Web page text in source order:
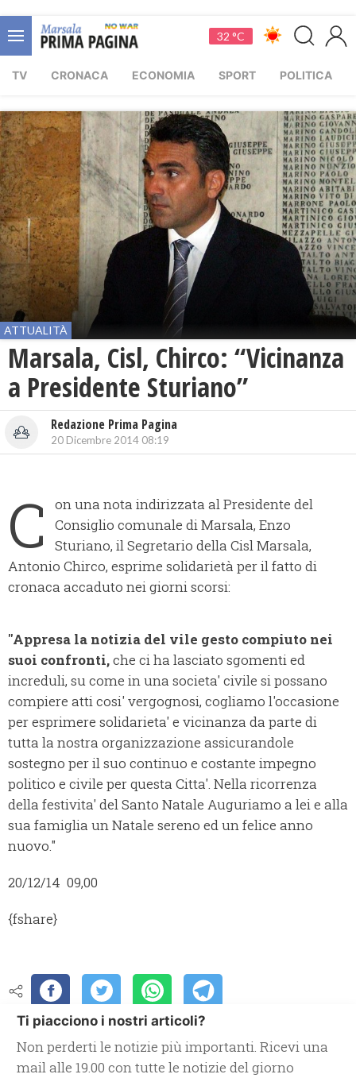
32 °C
TV CRONACA ECONOMIA SPORT POLITICA
ATTUALITÀ
Marsala, Cisl, Chirco: “Vicinanza
a Presidente Sturiano”
Redazione Prima Pagina
20 Dicembre 2014 08:19
C
on una nota indirizzata al Presidente del
Consiglio comunale di Marsala, Enzo
Sturiano, il Segretario della Cisl Marsala,
Antonio Chirco, esprime solidarietà per il fatto di
cronaca accaduto nei giorni scorsi:
"Appresa la notizia del vile gesto compiuto nei
suoi confronti,che ci ha lasciato sgomenti ed
increduli, su come in una societa' civile si possano
compiere atti cosi' vergognosi, cogliamo l'occasione
per esprimere solidarieta' e vicinanza da parte di
tutta la nostra organizzazione assicurandole
sostegno per il suo continuo e costante impegno
politico e civile per questa Citta'. Nella ricorrenza
della festivita' del Santo Natale Auguriamo a lei e alla
sua famiglia un Natale sereno ed un felice anno
nuovo."
20/12/14 09,00
{fshare}
Ti piacciono i nostri articoli?
Non perderti le notizie più importanti. Ricevi una
mail alle 19.00 con tutte le notizie del giorno